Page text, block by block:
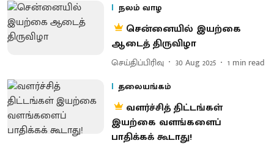
நலம் வாழ
சென்னையில் இயற்கை
ஆடைத் திருவிழா
செய்திப்பிரிவு 30 Aug 2025 1 min read
தலையங்கம்
வளர்ச்சித் திட்டங்கள்
இயற்கை வளங்களைப்
பாதிக்கக் கூடாது!